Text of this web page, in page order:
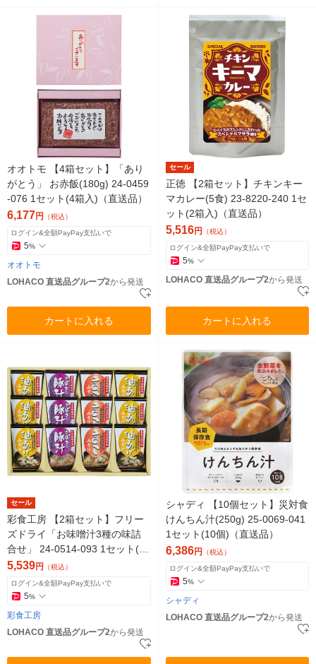
オオトモ 【4箱セット】「あり
がとう」 お赤飯(180g) 24-0459
-076 1セット(4箱入)（直送品）
6,177円 （税込）
ログイン&全額PayPay支払いで
5%
オオトモ
LOHACO 直送品グループ2から発送
カートに入れる
セール
正徳 【2箱セット】チキンキー
マカレー(5食) 23-8220-240 1セ
ット(2箱入)（直送品）
5,516円 （税込）
ログイン&全額PayPay支払いで
5%
LOHACO 直送品グループ2から発送
カートに入れる
セール
彩食工房 【2箱セット】フリー
ズドライ「お味噌汁3種の味詰
合せ」 24-0514-093 1セット(2
箱入)（直送品）
5,539円 （税込）
ログイン&全額PayPay支払いで
5%
彩食工房
LOHACO 直送品グループ2から発送
シャディ 【10個セット】災対食
けんちん汁(250g) 25-0069-041
1セット(10個)（直送品）
6,386円 （税込）
ログイン&全額PayPay支払いで
5%
シャディ
LOHACO 直送品グループ2から発送